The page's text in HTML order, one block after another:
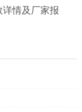
情及厂家报